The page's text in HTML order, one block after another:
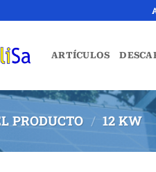
ARTÍCULOS
PRODUCTO / 12 KW